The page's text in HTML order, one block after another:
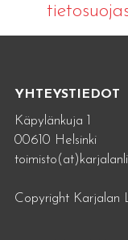
YHTEYSTIEDOT
Käpylänkuja 1
00610 Helsinki
Copyright Karjalan